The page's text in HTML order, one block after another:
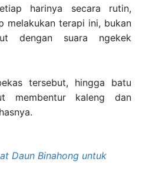
harinya secara rutin,
melakukan terapi ini, bukan
dengan suara ngekek
tersebut, hingga batu
membentur kaleng dan
Daun Binahong untuk